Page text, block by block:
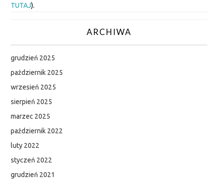
TUTAJ).
ARCHIWA
grudzień 2025
październik 2025
wrzesień 2025
sierpień 2025
marzec 2025
październik 2022
luty 2022
styczeń 2022
grudzień 2021